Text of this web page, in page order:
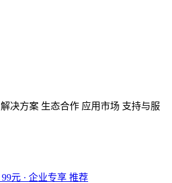
解决方案 生态合作 应用市场 支持与服
99元 · 企业专享 推荐